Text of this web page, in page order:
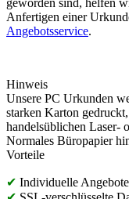
Anfertigen einer
Angebotsservice.
Hinweis
Unsere PC Urkunden
starken Karton
handelsüblichen Laser-
Normales Büropapier
Vorteile
✔ Individuelle